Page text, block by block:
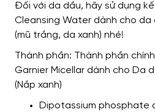
Đối với da dầu, hãy sử dụng
Cleansing Water dành cho da
(mũ trắng, da xanh) nhé!
Thành phần: Thành phần
Garnier Micellar dành cho Da
(Nắp xanh)
Dipotassium phosphate